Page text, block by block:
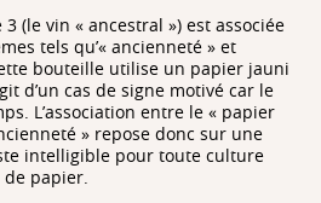
(le vin « ancestral ») est associée
tels qu’« ancienneté » et
bouteille utilise un papier jauni
d’un cas de signe motivé car le
L’association entre le « papier
» repose donc sur une
intelligible pour toute culture
papier.